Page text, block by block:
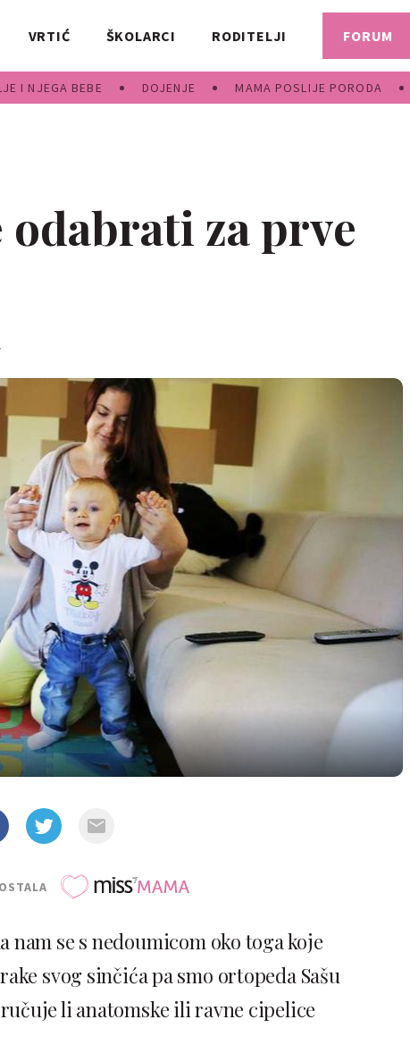
I NJEGA BEBE DOJENJE MAMA POSLIJE PORODA
VRTIĆ ŠKOLARCI RODITELJI FORUM
za prve
se s nedoumicom oko toga koje
svog sinčića pa smo ortopeda Sašu
li anatomske ili ravne cipelice